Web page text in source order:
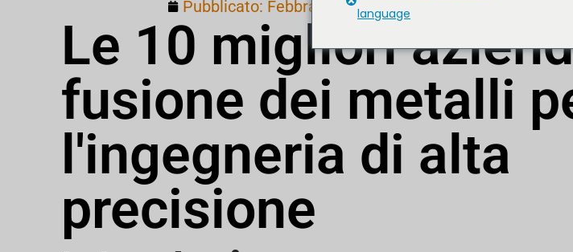
Pubblicato: Febbraio 24, 2026
Le 10 migliori
fusione dei metalli
l'ingegneria di alta
precisione
language